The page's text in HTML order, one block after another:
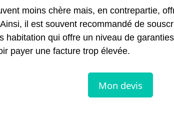
moins chère mais, en contrepartie,
il est souvent recommandé de
habitation qui offre un niveau de
payer une facture trop élevée.